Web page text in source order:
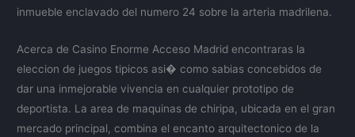
inmueble enclavado del numero 24 sobre la arteria madrilena.
Acerca de Casino Enorme Acceso Madrid encontraras la
eleccion de juegos tipicos asi� como sabias concebidos de
dar una inmejorable vivencia en cualquier prototipo de
deportista. La area de maquinas de chiripa, ubicada en el gran
mercado principal, combina el encanto arquitectonico de la